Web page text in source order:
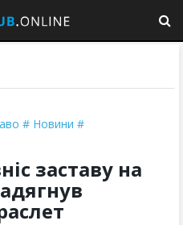
Новини
заставу на